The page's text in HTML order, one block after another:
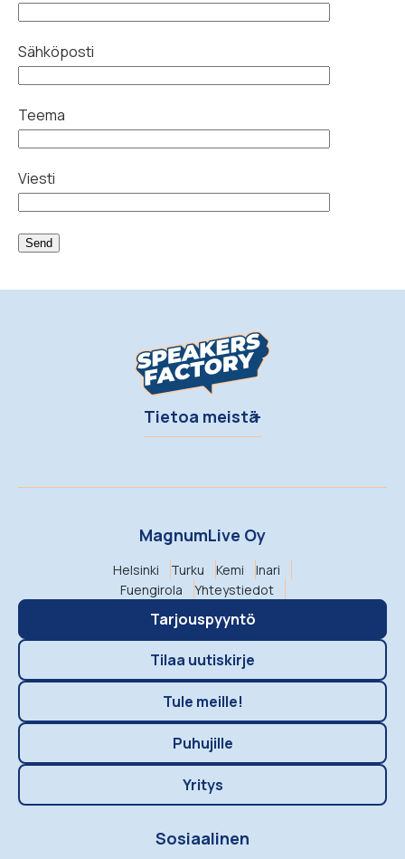
Sähköposti
Teema
Viesti
Tietoa meistä
MagnumLive Oy
Helsinki Turku Kemi
Inari
Fuengirola
Yhteystiedot
Tarjouspyyntö
Tilaa uutiskirje
Tule meille!
Puhujille
Yritys
Sosiaalinen